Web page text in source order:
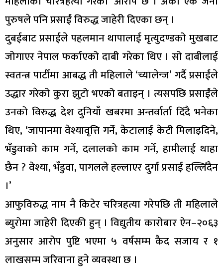
पुरुषले पनि प्रसाईं विरुद्ध जाहेरी दिएका छन् ।
दुबईबाट प्रसाईले पहलमान थापालाई मृत्युदण्डको मुखबाट
जोगाएर नेपाल फर्काएको दाबी गरेका थिए । सो दाबीलाई
स्वतन्त्र पार्टीमा आबद्ध ती महिलाले ‘च्यालेन्ज’ गर्दै प्रसाईंले
उद्धार गरेको कुरा झुटो भएको बताइन् । त्यसपछि प्रसाईंले
उनको विरुद्ध देश दुनियाँ खबरमा अन्तर्वार्ता दिँदै भनेका
थिए, ‘जापानमा वेश्यावृत्ति गर्ने, केटालाई केटी मिलाइदिने,
भँडुवाको काम गर्ने, दलालको काम गर्ने, हामीलाई थाहा
छैन ? वेश्या, भँडुवा, पागलले हल्लाएर दुर्गा प्रसाई हल्लिँदैन
।’
आफुविरुद्ध नाम नै किटेर चरित्रहत्या गरेपछि ती महिलाले
ब्युरोमा जाहेरी दिएकी हुन् । विद्युतीय कारोबार ऐन–२०६३
अनुसार आरोप पुष्टि भएमा ५ वर्षसम्म कैद सजाय र १
लाखसम्म जरिवाना हुने व्यवस्था छ ।